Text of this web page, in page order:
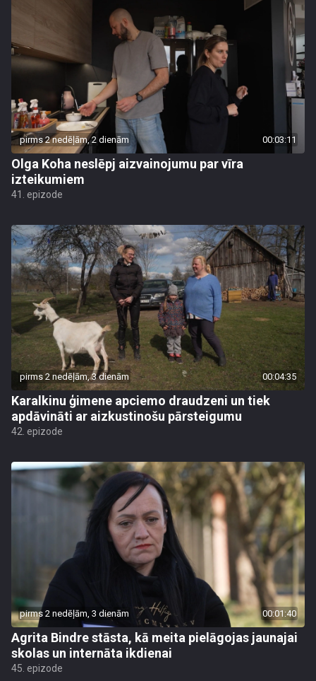
pirms 2 nedēļām, 2 dienām 00:03:11
Olga Koha neslēpj aizvainojumu par vīra
izteikumiem
41. epizode
pirms 2 nedēļām, 3 dienām 00:04:35
Karalkinu ģimene apciemo draudzeni un tiek
apdāvināti ar aizkustinošu pārsteigumu
42. epizode
pirms 2 nedēļām, 3 dienām 00:01:40
Agrita Bindre stāsta, kā meita pielāgojas jaunajai
skolas un internāta ikdienai
45. epizode